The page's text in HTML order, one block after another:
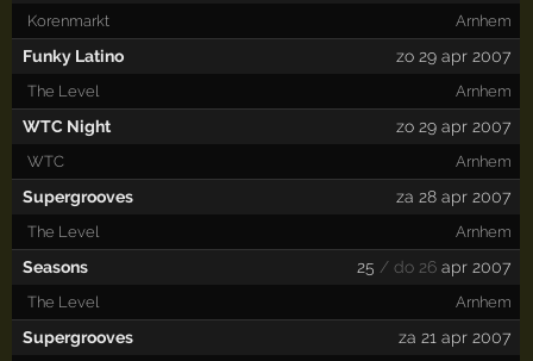
Korenmarkt Arnhem
Funky Latino zo 29 apr 2007
The Level Arnhem
WTC Night zo 29 apr 2007
WTC Arnhem
Supergrooves za 28 apr 2007
The Level Arnhem
Seasons 25 / do 26 apr 2007
The Level Arnhem
Supergrooves za 21 apr 2007